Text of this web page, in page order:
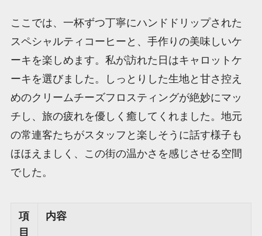
ここでは、一杯ずつ丁寧にハンドドリップされた
スペシャルティコーヒーと、手作りの美味しいケ
ーキを楽しめます。私が訪れた日はキャロットケ
ーキを選びました。しっとりした生地と甘さ控え
めのクリームチーズフロスティングが絶妙にマッ
チし、旅の疲れを優しく癒してくれました。地元
の常連客たちがスタッフと楽しそうに話す様子も
ほほえましく、この街の温かさを感じさせる空間
でした。
項
目
内容